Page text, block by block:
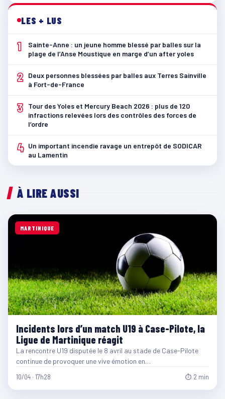
LES + LUS
1
Sainte-Anne : un jeune homme blessé par balles sur la
plage de l’Anse Moustique en marge d’un after yoles
2
Deux personnes blessées par balles aux Terres Sainville
à Fort-de-France
3
Tour des Yoles et Mercury Beach 2026 : plus de 120
infractions relevées lors des contrôles des forces de
l’ordre
4 Un important incendie ravage un entrepôt de SODICAR
au Lamentin
À LIRE AUSSI
MARTINIQUE
Incidents lors d’un match U19 à Case-Pilote, la
Ligue de Martinique réagit
La rencontre U19 disputée le 8 avril au stade de Case-Pilote
continue de provoquer une vive émotion en…
10/04 · 17h28 ⏱ 2 min